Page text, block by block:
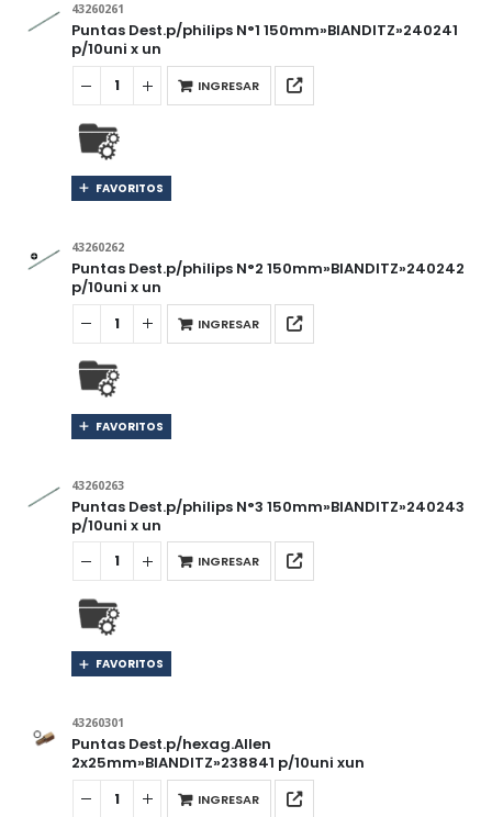
43260261
Puntas Dest.p/philips N°1 150mm»BIANDITZ»240241
p/10uni x un
INGRESAR
FAVORITOS
43260262
Puntas Dest.p/philips N°2 150mm»BIANDITZ»240242
p/10uni x un
INGRESAR
FAVORITOS
43260263
Puntas Dest.p/philips N°3 150mm»BIANDITZ»240243
p/10uni x un
INGRESAR
FAVORITOS
43260301
Puntas Dest.p/hexag.Allen
2x25mm»BIANDITZ»238841 p/10uni xun
INGRESAR